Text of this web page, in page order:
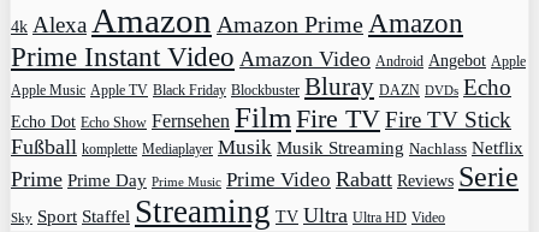
4k Alexa Amazon Amazon PrimeAmazon
Prime Instant Video Amazon Video Android Angebot Apple
Apple Music Apple TV Black Friday Blockbuster Bluray DAZN DVDs Echo
Echo Dot Echo Show Fernsehen Film Fire TVFire TV Stick
Fußball komplette Mediaplayer Musik Musik Streaming Nachlass Netflix
Prime Prime Day Prime Music Prime Video Rabatt Reviews Serie
Sky Sport Staffel Streaming TV Ultra Ultra HD Video